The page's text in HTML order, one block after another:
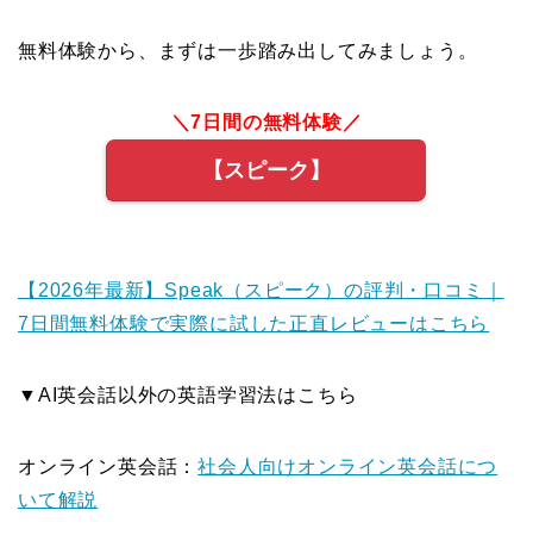
無料体験から、まずは一歩踏み出してみましょう。
＼7日間の無料体験／
【スピーク】
【2026年最新】Speak（スピーク）の評判・口コミ｜
7日間無料体験で実際に試した正直レビューはこちら
▼AI英会話以外の英語学習法はこちら
オンライン英会話：社会人向けオンライン英会話につ
いて解説